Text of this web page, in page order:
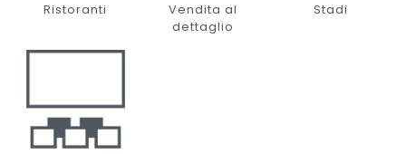
Ristoranti
Vendita al
dettaglio
Stadi